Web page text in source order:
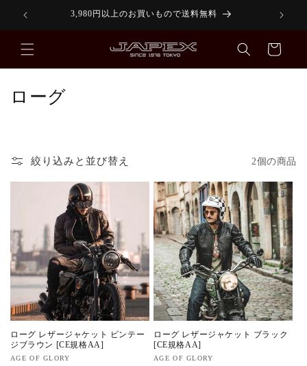
ンツに
3,980円以上のお買いもので送料無料
ー
コ
シ
ョ
:
ローグ
絞り込みと並び替え 2個の商品
ローグ レザージャケット ビンテー
ジブラウン [CE規格AA]
販
AGE OF GLORY
ローグ レザージャケット ブラック
[CE規格AA]
販
AGE OF GLORY